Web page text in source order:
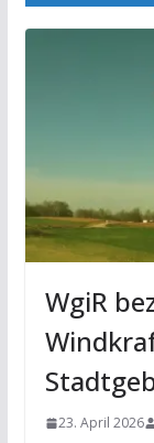
WgiR
23. April 2026